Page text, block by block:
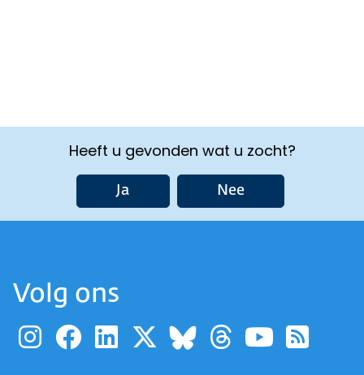
Heeft u gevonden wat u zocht?
Ja Nee
Volg ons
Ga naar de pagina van
Ga naar de pagina
Ga naar de
Ga naar de
Ga naar de
Ga naar
Ga